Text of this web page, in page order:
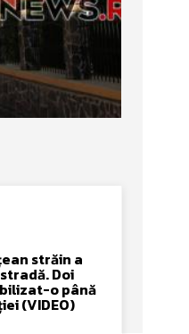
străin a
Doi
o până
(VIDEO)